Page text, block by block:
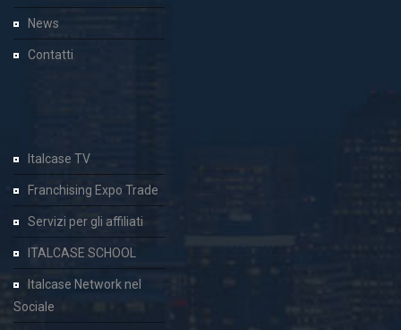
News
Contatti
Italcase TV
Franchising Expo Trade
Servizi per gli affiliati
ITALCASE SCHOOL
Italcase Network nel
Sociale